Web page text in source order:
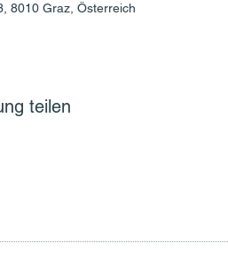
8010 Graz, Österreich
teilen